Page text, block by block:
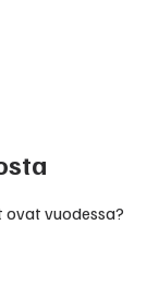
ovat vuodessa?